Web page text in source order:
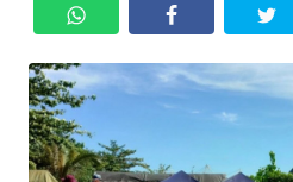
EKUIN
SAINS-TEKNO